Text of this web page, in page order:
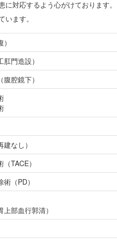
に対応するよう心がけております
ます。
門造設）
腔鏡下）
なし）
TACE）
（PD）
上部血行郭清）